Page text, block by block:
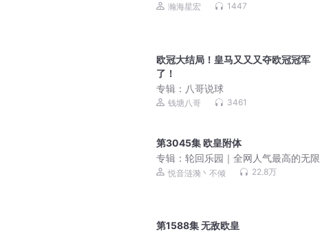
瀚海星宏 1447
欧冠大结局！皇马又又又夺欧冠冠军
了！
专辑： 八哥说球
钱塘八哥 3461
第3045集 欧皇附体
专辑： 轮回乐园｜全网人气最高的无限
流 悦音涟漪丶不倾 22.8万
第1588集 无敌欧皇